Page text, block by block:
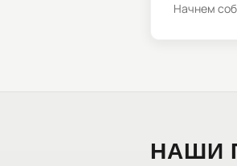
Начнем
НАШИ